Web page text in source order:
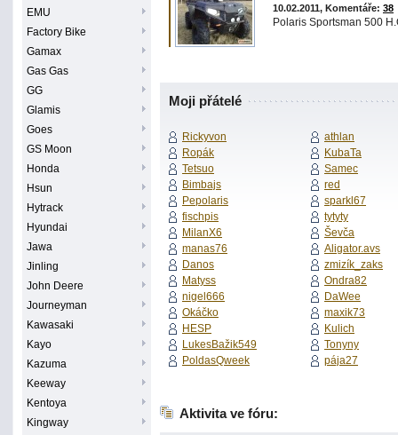
EMU
Factory Bike
Gamax
Gas Gas
GG
Glamis
Goes
GS Moon
Honda
Hsun
Hytrack
Hyundai
Jawa
Jinling
John Deere
Journeyman
Kawasaki
Kayo
Kazuma
Keeway
Kentoya
Kingway
10.02.2011, Komentáře: 38
Polaris Sportsman 500
Moji přátelé
Rickyvon
athlan
Ropák
KubaTa
Tetsuo
Samec
Bimbajs
red
Pepolaris
sparkl67
fischpis
tytyty
MilanX6
Ševča
manas76
Aligator.avs
Danos
zmizík_zaks
Matyss
Ondra82
nigel666
DaWee
Okáčko
maxik73
HESP
Kulich
LukesBažik549
Tonyny
PoldasQweek
pája27
Aktivita ve fóru: